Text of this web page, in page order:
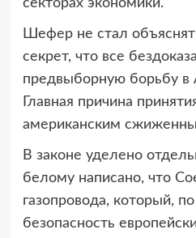
секторах экономики.
Шефер не стал
секрет, что все
предвыборную борьбу в
Главная причина
американским
В законе уделено
белому написано, что
газопровода, который,
безопасность